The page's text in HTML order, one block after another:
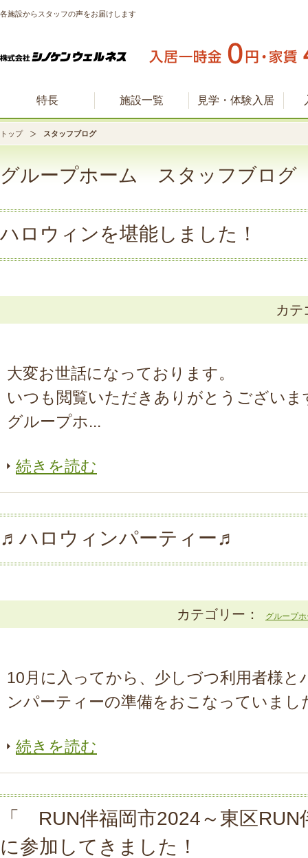
各施設からスタッフの声をお届けします
特長 施設一覧 見学・体験入居
トップ スタッフブログ
グループホーム スタッフブログ
ハロウィンを堪能しました！
カ
大変お世話になっております。
いつも閲覧いただきありがとうございま
グループホ...
続きを読む
♬ハロウィンパーティー♬
カテゴリー： グループ
10月に入ってから、少しづつ利用者様と
ンパーティーの準備をおこなっていまし
続きを読む
「 RUN伴福岡市2024～東区
に参加してきました！